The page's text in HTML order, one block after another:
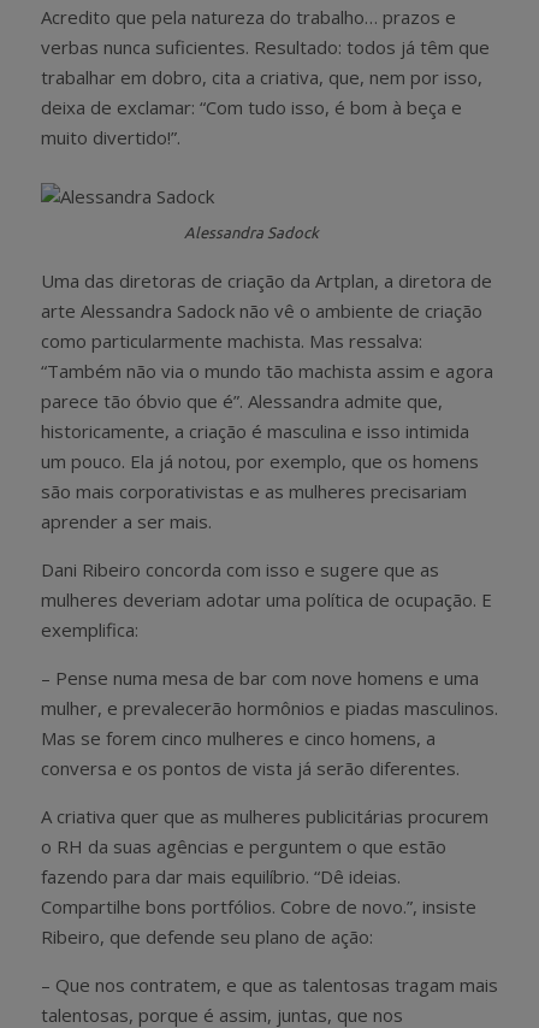
Acredito que pela natureza do trabalho… prazos e
verbas nunca suficientes. Resultado: todos já têm que
trabalhar em dobro, cita a criativa, que, nem por isso,
deixa de exclamar: “Com tudo isso, é bom à beça e
muito divertido!”.
Alessandra Sadock
Uma das diretoras de criação da Artplan, a diretora de
arte Alessandra Sadock não vê o ambiente de criação
como particularmente machista. Mas ressalva:
“Também não via o mundo tão machista assim e agora
parece tão óbvio que é”. Alessandra admite que,
historicamente, a criação é masculina e isso intimida
um pouco. Ela já notou, por exemplo, que os homens
são mais corporativistas e as mulheres precisariam
aprender a ser mais.
Dani Ribeiro concorda com isso e sugere que as
mulheres deveriam adotar uma política de ocupação. E
exemplifica:
– Pense numa mesa de bar com nove homens e uma
mulher, e prevalecerão hormônios e piadas masculinos.
Mas se forem cinco mulheres e cinco homens, a
conversa e os pontos de vista já serão diferentes.
A criativa quer que as mulheres publicitárias procurem
o RH da suas agências e perguntem o que estão
fazendo para dar mais equilíbrio. “Dê ideias.
Compartilhe bons portfólios. Cobre de novo.”, insiste
Ribeiro, que defende seu plano de ação:
– Que nos contratem, e que as talentosas tragam mais
talentosas, porque é assim, juntas, que nos